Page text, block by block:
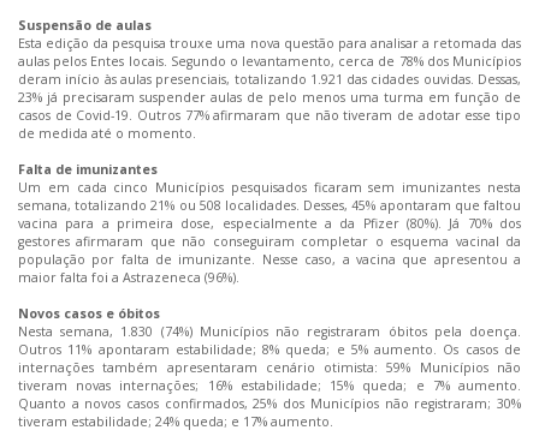
Suspensão de aulas
Esta edição da pesquisa trouxe uma nova questão para analisar a retomada das
aulas pelos Entes locais. Segundo o levantamento, cerca de 78% dos Municípios
deram início às aulas presenciais, totalizando 1.921 das cidades ouvidas. Dessas,
23% já precisaram suspender aulas de pelo menos uma turma em função de
casos de Covid-19. Outros 77% afirmaram que não tiveram de adotar esse tipo
de medida até o momento.
Falta de imunizantes
Um em cada cinco Municípios pesquisados ficaram sem imunizantes nesta
semana, totalizando 21% ou 508 localidades. Desses, 45% apontaram que faltou
vacina para a primeira dose, especialmente a da Pfizer (80%). Já 70% dos
gestores afirmaram que não conseguiram completar o esquema vacinal da
população por falta de imunizante. Nesse caso, a vacina que apresentou a
maior falta foi a Astrazeneca (96%).
Novos casos e óbitos
Nesta semana, 1.830 (74%) Municípios não registraram óbitos pela doença.
Outros 11% apontaram estabilidade; 8% queda; e 5% aumento. Os casos de
internações também apresentaram cenário otimista: 59% Municípios não
tiveram novas internações; 16% estabilidade; 15% queda; e 7% aumento.
Quanto a novos casos confirmados, 25% dos Municípios não registraram; 30%
tiveram estabilidade; 24% queda; e 17% aumento.